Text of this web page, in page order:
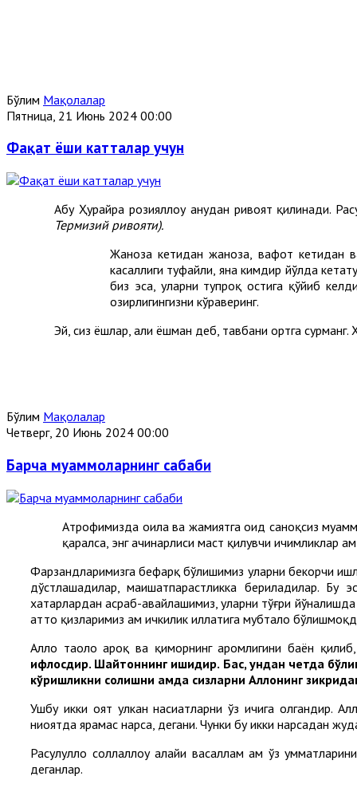
Бўлим Мақолалар
Пятница, 21 Июнь 2024 00:00
Фақат ёши катталар учун
Абу Ҳурайра розияллоҳу анҳудан ривоят қилинади.
Термизий ривояти).
Жаноза кетидан жаноза, вафот кетидан
касаллиги туфайли, яна кимдир йўлда
биз эса, уларни тупроқ остига қўйиб
ҳозирлигингизни кўраверинг.
Эй, сиз ёшлар, ҳали ёшман деб, тавбани ортга
Бўлим Мақолалар
Четверг, 20 Июнь 2024 00:00
Барча муаммоларнинг сабаби
Атрофимизда оила ва жамиятга оид саноқсиз
қаралса, энг ачинарлиси маст қилувчи ичимликлар
Фарзандларимизга бефарқ бўлишимиз уларни бекорчи
дўстлашадилар, маишатпарастликка бериладилар.
хатарлардан асраб-авайлашимиз, уларни тўғри
ҳатто қизларимиз ҳам ичкилик иллатига мубтало
Аллоҳ таоло ароқ ва қиморнинг ҳаромлигини баён
ифлосдир. Шайтоннинг ишидир. Бас, ундан четда
кўришликни солишни ҳамда сизларни Аллоҳнинг
Ушбу икки оят улкан насиҳатларни ўз ичига олгандир.
ниҳоятда ярамас нарса, дегани. Чунки бу икки нарсадан
Расулуллоҳ соллаллоҳу алайҳи васаллам ҳам ўз
деганлар.